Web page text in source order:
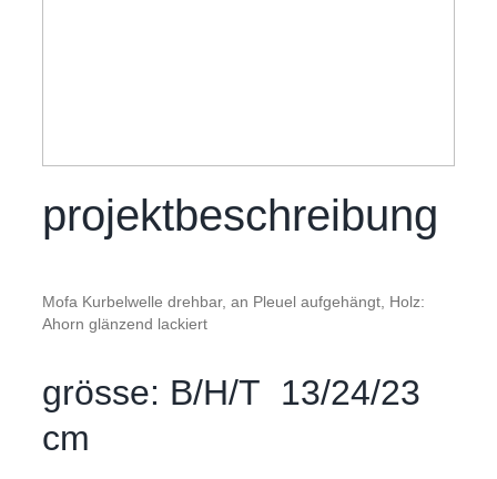
projektbeschreibung
Mofa Kurbelwelle drehbar, an Pleuel aufgehängt, Holz:
Ahorn glänzend lackiert
grösse: B/H/T 13/24/23
cm